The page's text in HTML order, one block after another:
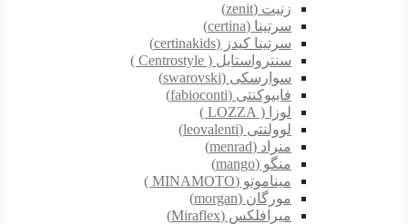
زنیت (zenit)
سرتینا (certina)
سرتینا کیدز (certinakids)
سنترواستایل ( Centrostyle )
سوارسکی (swarovski)
فابیوکنتی (fabioconti)
لوزا ( LOZZA )
لوولنتی (leovalenti)
منراد (menrad)
منگو (mango)
میناموتو (MINAMOTO )
مورگان (morgan)
میرافلکس (Miraflex)